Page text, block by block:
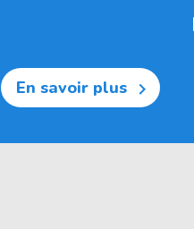
En savoir plus 